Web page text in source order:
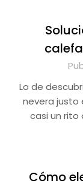
Lo de
nevera justo
casi un rito
Cómo